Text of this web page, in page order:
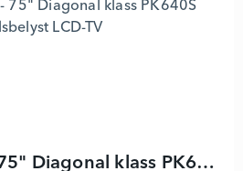
75PK640S0LA - 75" Diagonal klass PK640S Series LED-bakgrundsbelyst LCD-TV